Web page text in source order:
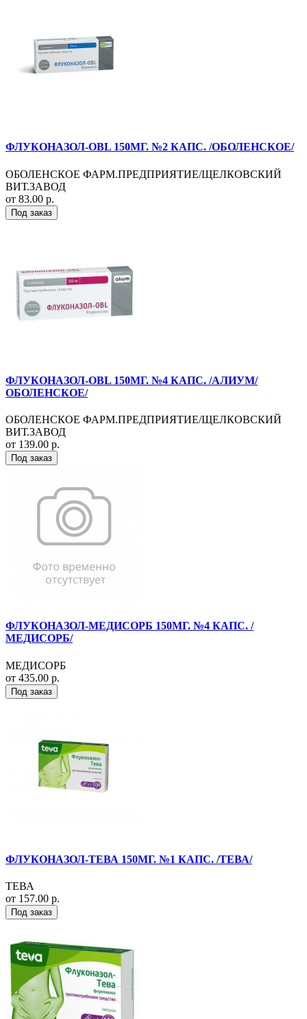
ФЛУКОНАЗОЛ-OBL 150МГ. №2 КАПС. /ОБОЛЕНСКОЕ/
ОБОЛЕНСКОЕ ФАРМ.ПРЕДПРИЯТИЕ/ЩЕЛКОВСКИЙ
ВИТ.ЗАВОД
от 83.00 р.
Под заказ
ФЛУКОНАЗОЛ-OBL 150МГ. №4 КАПС. /АЛИУМ/
ОБОЛЕНСКОЕ/
ОБОЛЕНСКОЕ ФАРМ.ПРЕДПРИЯТИЕ/ЩЕЛКОВСКИЙ
ВИТ.ЗАВОД
от 139.00 р.
Под заказ
ФЛУКОНАЗОЛ-МЕДИСОРБ 150МГ. №4 КАПС. /
МЕДИСОРБ/
МЕДИСОРБ
от 435.00 р.
Под заказ
ФЛУКОНАЗОЛ-ТЕВА 150МГ. №1 КАПС. /ТЕВА/
ТЕВА
от 157.00 р.
Под заказ